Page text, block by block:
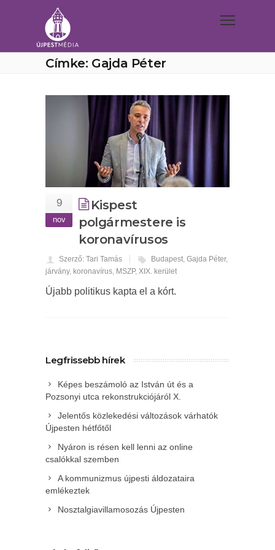
Címke: Gajda Péter
9
nov
Kispest
polgármestere is
koronavírusos
Szerző: Tari Tamás Budapest, Gajda Péter,
járvány, koronavírus, MSZP, XIX. kerület
Újabb politikus kapta el a kórt.
Legfrissebb hírek
Képes beszámoló az István út és a
Pozsonyi utca rekonstrukciójáról X.
Jelentős közlekedési változások várhatók
Újpesten hétfőtől
Nyáron is résen kell lenni az online
csalókkal szemben
A kommunizmus újpesti áldozataira
emlékeztek
Nosztalgiavillamosozás Újpesten